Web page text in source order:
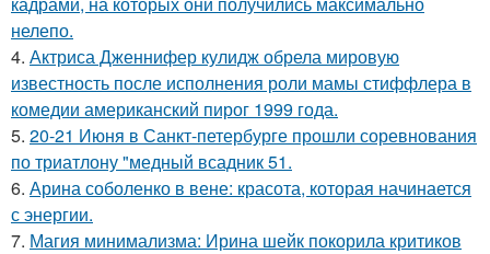
нелепо.
4. Актриса Дженнифер кулидж обрела мировую
известность после исполнения роли мамы стиффлера в
комедии американский пирог 1999 года.
5. 20-21 Июня в Санкт-петербурге прошли соревнования
по триатлону "медный всадник 51.
6. Арина соболенко в вене: красота, которая начинается
с энергии.
7. Магия минимализма: Ирина шейк покорила критиков